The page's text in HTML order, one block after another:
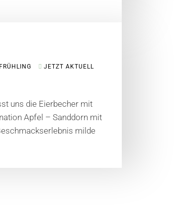
FRÜHLING
JETZT AKTUELL
uns die Eierbecher mit
Apfel – Sanddorn mit
milde